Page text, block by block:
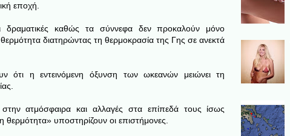
εποχή.
καθώς τα σύννεφα δεν προκαλούν μόνο
διατηρώντας τη θερμοκρασία της Γης σε ανεκτά
ότι η εντεινόμενη όξυνση των ωκεανών μειώνει τη
ατμόσφαιρα και αλλαγές στα επίπεδά τους ίσως
υποστηρίζουν οι επιστήμονες.